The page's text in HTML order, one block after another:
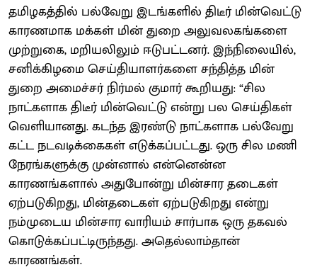
தமிழகத்தில் பல்வேறு இடங்களில் திடீர் மின்வெட்டு
காரணமாக மக்கள் மின் துறை அலுவலகங்களை
முற்றுகை, மறியலிலும் ஈடுபட்டனர். இந்நிலையில்,
சனிக்கிழமை செய்தியாளர்களை சந்தித்த மின்
துறை அமைச்சர் நிர்மல் குமார் கூறியது: “சில
நாட்களாக திடீர் மின்வெட்டு என்று பல செய்திகள்
வெளியானது. கடந்த இரண்டு நாட்களாக பல்வேறு
கட்ட நடவடிக்கைகள் எடுக்கப்பட்டது. ஒரு சில மணி
நேரங்களுக்கு முன்னால் என்னென்ன
காரணங்களால் அதுபோன்று மின்சார தடைகள்
ஏற்படுகிறது, மின்தடைகள் ஏற்படுகிறது என்று
நம்முடைய மின்சார வாரியம் சார்பாக ஒரு தகவல்
கொடுக்கப்பட்டிருந்தது. அதெல்லாம்தான்
காரணங்கள்.